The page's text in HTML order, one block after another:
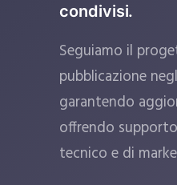
condivisi.
Seguiamo il
pubblicazione
garantendo
offrendo
tecnico e di